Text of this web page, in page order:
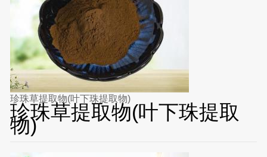
珍珠草提取物(叶下珠提取物)
珍珠草提取物(叶下珠提取
物)